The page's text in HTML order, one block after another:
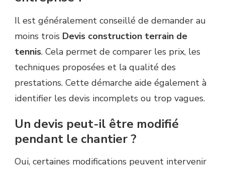
Il est généralement conseillé de demander au
moins trois Devis construction terrain de
tennis. Cela permet de comparer les prix, les
techniques proposées et la qualité des
prestations. Cette démarche aide également à
identifier les devis incomplets ou trop vagues.
Un devis peut-il être modifié
pendant le chantier ?
Oui, certaines modifications peuvent intervenir